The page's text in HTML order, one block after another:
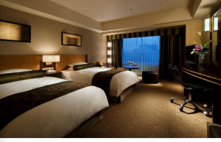
キャンセルポリシー
￥23,408
税・サービス料 ￥4,904含む
キャンセルポリシー 予約に進む